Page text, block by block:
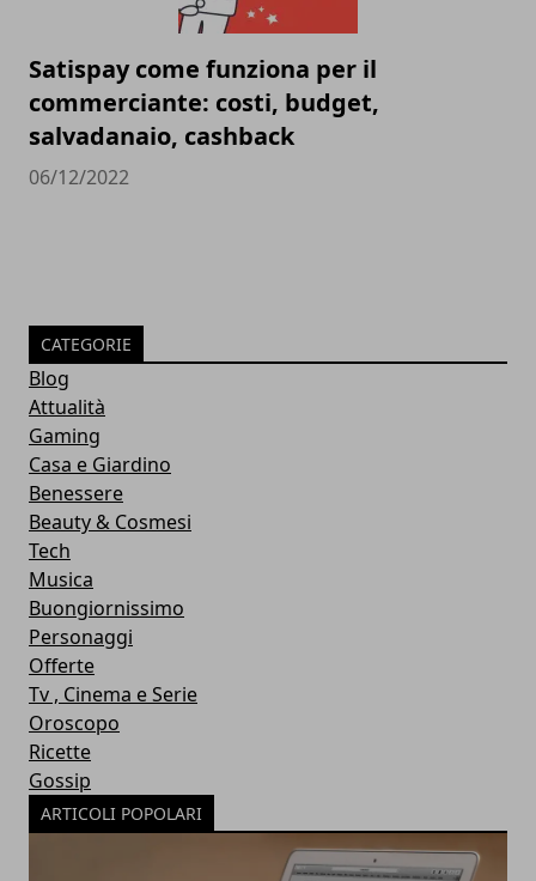
Satispay come funziona per il
commerciante: costi, budget,
salvadanaio, cashback
06/12/2022
CATEGORIE
Blog
Attualità
Gaming
Casa e Giardino
Benessere
Beauty & Cosmesi
Tech
Musica
Buongiornissimo
Personaggi
Offerte
Tv , Cinema e Serie
Oroscopo
Ricette
Gossip
ARTICOLI POPOLARI